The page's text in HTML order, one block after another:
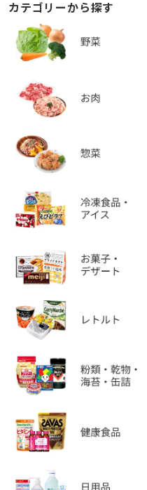
カテゴリーから探す